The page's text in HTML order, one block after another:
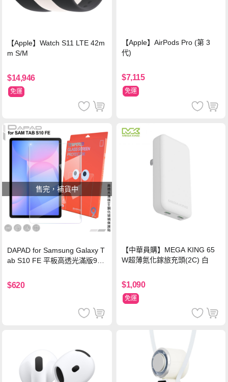
【Apple】Watch S11 LTE 42m
m S/M
$14,946
免運
【Apple】AirPods Pro (第 3
代)
$7,115
免運
售完，補貨中
DAPAD for Samsung Galaxy T
ab S10 FE 平板高透光滿版9H
$620
【中華員購】MEGA KING 65
W超薄氮化鎵旅充頭(2C) 白
$1,090
免運